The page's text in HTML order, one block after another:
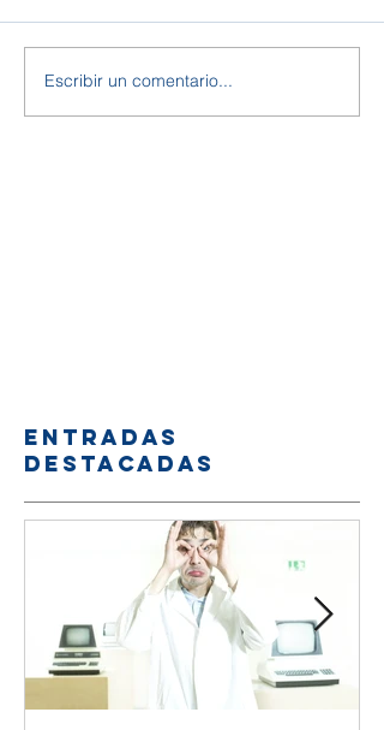
Escribir un comentario...
Entradas
destacadas